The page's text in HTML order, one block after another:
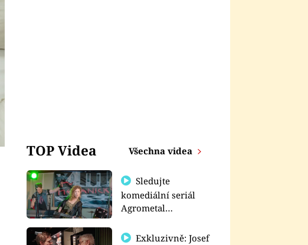
TOP Videa Všechna videa
Sledujte
komediální seriál
Agrometal
prima+
Exkluzivně: Josef